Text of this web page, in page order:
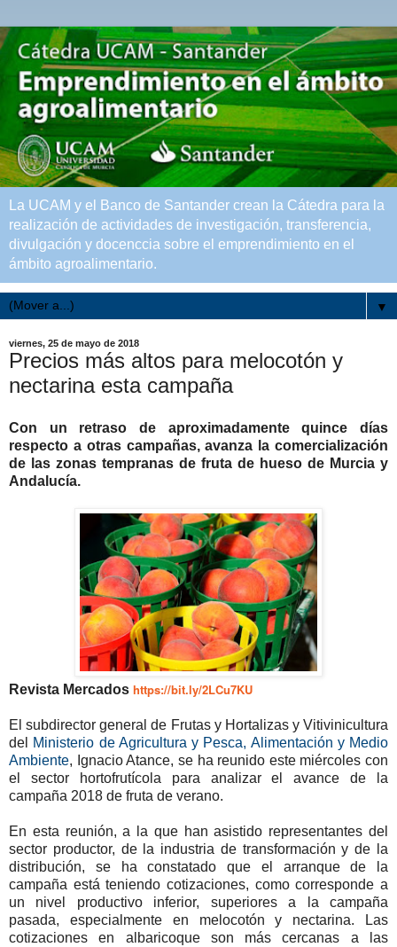
La UCAM y el Banco de Santander crean la Cátedra para la
realización de actividades de investigación, transferencia,
divulgación y docenccia sobre el emprendimiento en el
ámbito agroalimentario.
▼
viernes, 25 de mayo de 2018
Precios más altos para melocotón y
nectarina esta campaña
Con un retraso de aproximadamente quince días
respecto a otras campañas, avanza la comercialización
de las zonas tempranas de fruta de hueso de Murcia y
Andalucía.
Revista Mercados https://bit.ly/2LCu7KU
El subdirector general de Frutas y Hortalizas y Vitivinicultura
del
Ministerio de Agricultura y Pesca, Alimentación y Medio
Ambiente, Ignacio Atance, se ha reunido este miércoles con
el sector hortofrutícola para analizar el avance de la
campaña 2018 de fruta de verano.
En esta reunión, a la que han asistido representantes del
sector productor, de la industria de transformación y de la
distribución, se ha constatado que el arranque de la
campaña está teniendo cotizaciones, como corresponde a
un nivel productivo inferior, superiores a la campaña
pasada, especialmente en melocotón y nectarina. Las
cotizaciones en albaricoque son más cercanas a las